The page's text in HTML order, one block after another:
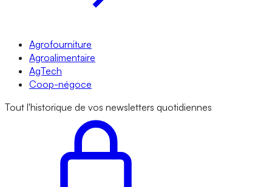
Agrofourniture
Agroalimentaire
AgTech
Coop-négoce
Tout l'historique de vos newsletters quotidiennes